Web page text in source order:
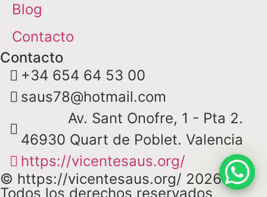
Blog
Contacto
Contacto
+34 654 64 53 00
saus78@hotmail.com
Av. Sant Onofre, 1 - Pta 2.
46930 Quart de Poblet. Valencia
https://vicentesaus.org/
© https://vicentesaus.org/ 2026 -
Todos los derechos reservados